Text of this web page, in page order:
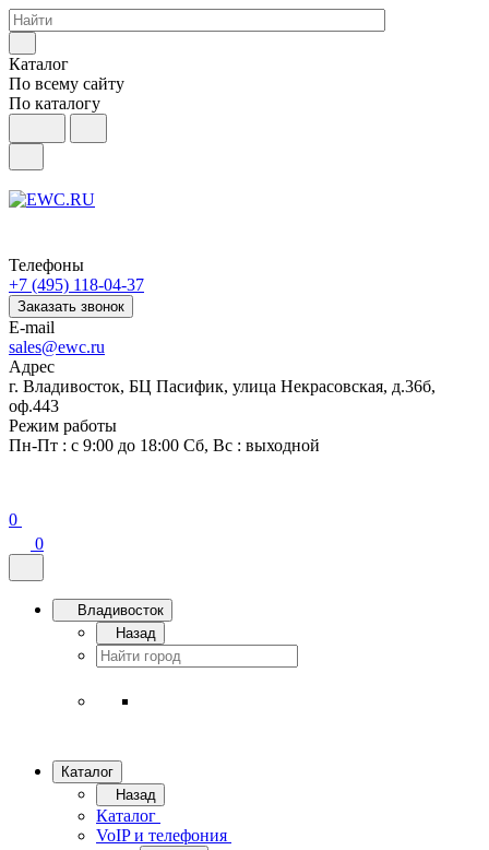
Каталог
По всему сайту
По каталогу
Телефоны
+7 (495) 118-04-37
Заказать звонок
E-mail
sales@ewc.ru
Адрес
г. Владивосток, БЦ Пасифик, улица Некрасовская, д.36б,
оф.443
Режим работы
Пн-Пт : с 9:00 до 18:00 Сб, Вс : выходной
0
0
Владивосток
Назад
Каталог
Назад
Каталог
VoIP и телефония